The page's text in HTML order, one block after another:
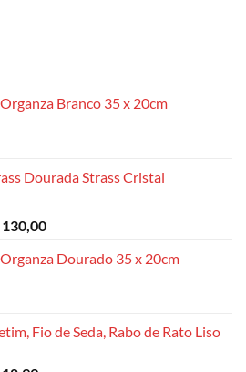
Branco 35 x 20cm
Dourada Strass Cristal
130,00Faixa
preço:
Dourado 35 x 20cm
Fio de Seda, Rabo de Rato Liso